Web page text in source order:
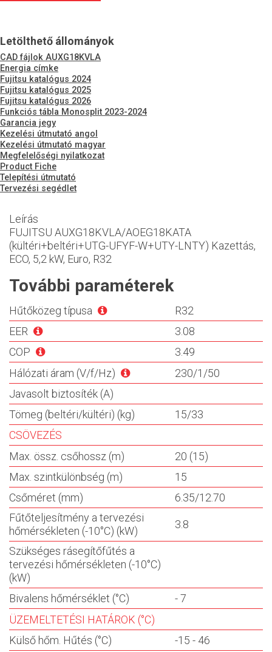
Letölthető állományok
CAD fájlok AUXG18KVLA
Energia címke
Fujitsu katalógus 2024
Fujitsu katalógus 2025
Fujitsu katalógus 2026
Funkciós tábla Monosplit 2023-2024
Garancia jegy
Kezelési útmutató angol
Kezelési útmutató magyar
Megfelelőségi nyilatkozat
Product Fiche
Telepítési útmutató
Tervezési segédlet
Leírás
FUJITSU AUXG18KVLA/AOEG18KATA
(kültéri+beltéri+UTG-UFYF-W+UTY-LNTY) Kazettás,
ECO, 5,2 kW, Euro, R32
További paraméterek
Hűtőközeg típusa
R32
EER
3.08
COP
3.49
Hálózati áram (V/f/Hz)
230/1/50
Javasolt biztosíték (A)
Tömeg (beltéri/kültéri) (kg)
15/33
CSÖVEZÉS
Max. össz. csőhossz (m)
20 (15)
Max. szintkülönbség (m)
15
Csőméret (mm)
6.35/12.70
Fűtőteljesítmény a tervezési
hőmérsékleten (-10°C) (kW)
3.8
Szükséges rásegítőfűtés a
tervezési hőmérsékleten (-10°C)
(kW)
Bivalens hőmérséklet (°C)
- 7
ÜZEMELTETÉSI HATÁROK (°C)
Külső hőm. Hűtés (°C)
-15 - 46